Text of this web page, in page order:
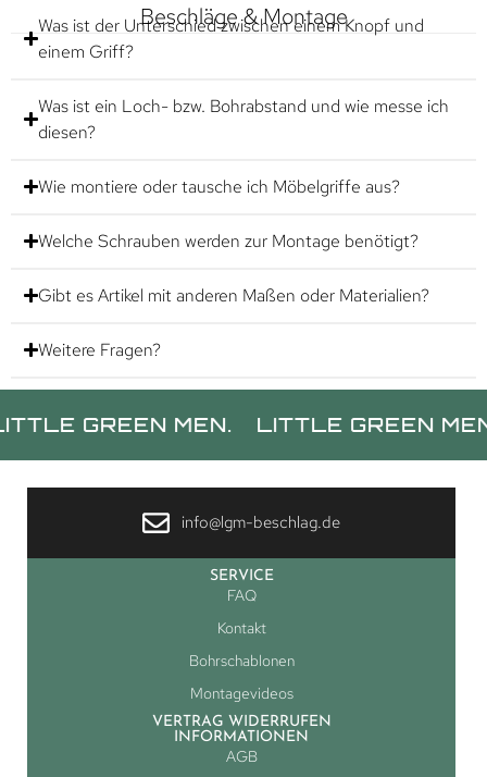
Beschläge & Montage
Was ist der Unterschied zwischen einem Knopf und
einem Griff?
Was ist ein Loch- bzw. Bohrabstand und wie messe ich
diesen?
Wie montiere oder tausche ich Möbelgriffe aus?
Welche Schrauben werden zur Montage benötigt?
Gibt es Artikel mit anderen Maßen oder Materialien?
Weitere Fragen?
MEN. LITTLE GREEN MEN.
info@lgm-beschlag.de
SERVICE
FAQ
Kontakt
Bohrschablonen
Montagevideos
VERTRAG WIDERRUFEN
INFORMATIONEN
AGB